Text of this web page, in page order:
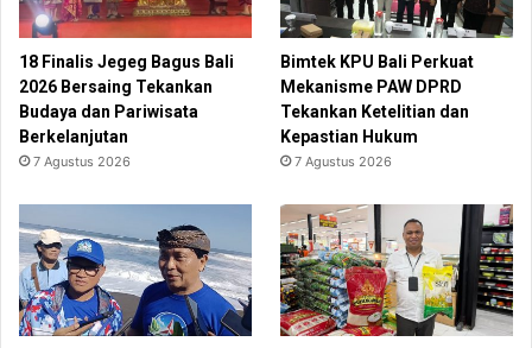
18 Finalis Jegeg Bagus Bali
2026 Bersaing Tekankan
Budaya dan Pariwisata
Berkelanjutan
7 Agustus 2026
Bimtek KPU Bali Perkuat
Mekanisme PAW DPRD
Tekankan Ketelitian dan
Kepastian Hukum
7 Agustus 2026